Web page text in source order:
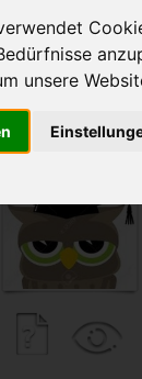
unsere
Auf